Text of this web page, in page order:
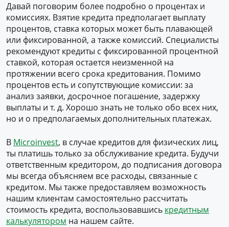
Давай поговорим более подробно о процентах и
комиссиях. Взятие кредита предполагает выплату
процентов, ставка которых может быть плавающей
или фиксированной, а также комиссий. Специалисты
рекомендуют кредиты с фиксированной процентной
ставкой, которая остается неизменной на
протяжении всего срока кредитования. Помимо
процентов есть и сопутствующие комиссии: за
анализ заявки, досрочное погашение, задержку
выплаты и т. д. Хорошо знать не только обо всех них,
но и о предполагаемых дополнительных платежах.
В Microinvest, в случае кредитов для физических лиц,
ты платишь только за обслуживание кредита. Будучи
ответственным кредитором, до подписания договора
мы всегда объясняем все расходы, связанные с
кредитом. Мы также предоставляем возможность
нашим клиентам самостоятельно рассчитать
стоимость кредита, воспользовавшись кредитным
калькулятором на нашем сайте.